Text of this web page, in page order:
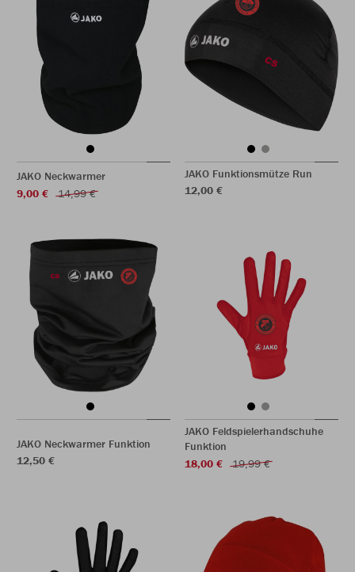
JAKO Neckwarmer
9,00 €
14,99 €
JAKO Funktionsmütze Run
12,00 €
JAKO Neckwarmer Funktion
12,50 €
JAKO Feldspielerhandschuhe
Funktion
18,00 €
19,99 €